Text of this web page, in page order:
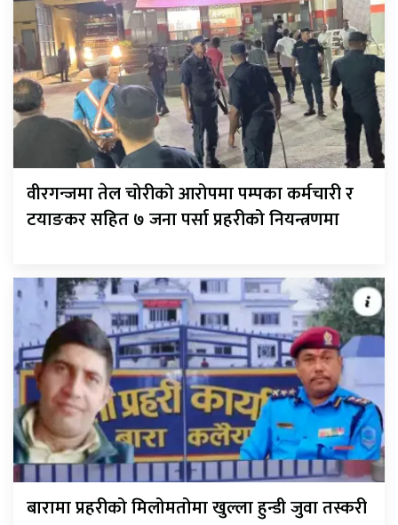
वीरगन्जमा तेल चोरीको आरोपमा पम्पका कर्मचारी र
टयाङकर सहित ७ जना पर्सा प्रहरीको नियन्त्रणमा
बारामा प्रहरीको मिलोमतोमा खुल्ला हुन्डी जुवा तस्करी